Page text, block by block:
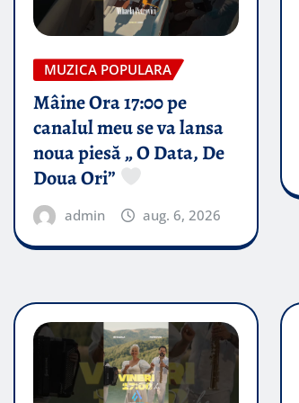
MUZICA POPULARA
Mâine Ora 17:00 pe
canalul meu se va lansa
noua piesă „ O Data, De
Doua Ori”
admin aug. 6, 2026